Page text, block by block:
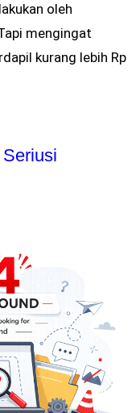
oleh
mengingat
kurang lebih Rp